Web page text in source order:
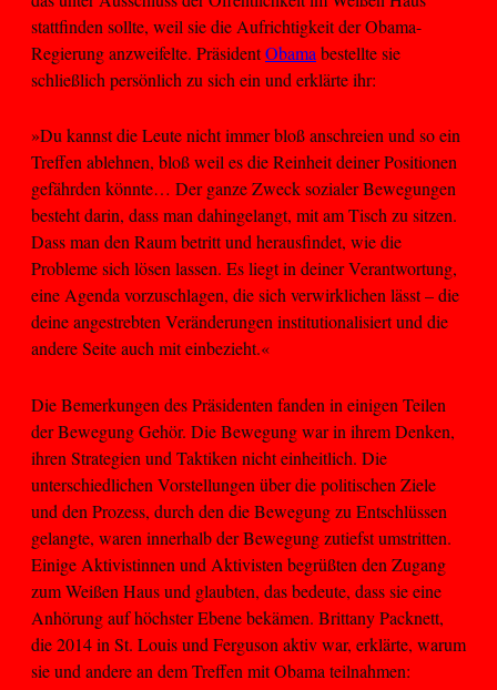
stattfinden sollte, weil sie die Aufrichtigkeit der Obama-
Regierung anzweifelte. PräsidentObama bestellte sie
schließlich persönlich zu sich ein und erklärte ihr:
»Du kannst die Leute nicht immer bloß anschreien und so ein
Treffen ablehnen, bloß weil es die Reinheit deiner Positionen
gefährden könnte… Der ganze Zweck sozialer Bewegungen
besteht darin, dass man dahingelangt, mit am Tisch zu sitzen.
Dass man den Raum betritt und herausfindet, wie die
Probleme sich lösen lassen. Es liegt in deiner Verantwortung,
eine Agenda vorzuschlagen, die sich verwirklichen lässt – die
deine angestrebten Veränderungen institutionalisiert und die
andere Seite auch mit einbezieht.«
Die Bemerkungen des Präsidenten fanden in einigen Teilen
der Bewegung Gehör. Die Bewegung war in ihrem Denken,
ihren Strategien und Taktiken nicht einheitlich. Die
unterschiedlichen Vorstellungen über die politischen Ziele
und den Prozess, durch den die Bewegung zu Entschlüssen
gelangte, waren innerhalb der Bewegung zutiefst umstritten.
Einige Aktivistinnen und Aktivisten begrüßten den Zugang
zum Weißen Haus und glaubten, das bedeute, dass sie eine
Anhörung auf höchster Ebene bekämen. Brittany Packnett,
die 2014 in St. Louis und Ferguson aktiv war, erklärte, warum
sie und andere an dem Treffen mit Obama teilnahmen: